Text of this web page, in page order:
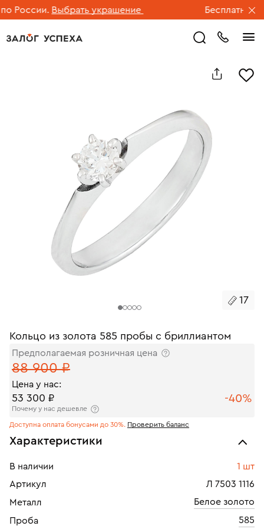
России. Выбрать украшение Бесплатная
17
Кольцо из золота 585 пробы с бриллиантом
Предполагаемая розничная цена
88 900 ₽
Цена у нас:
53 300 ₽ -40%
Почему у нас дешевле
Доступна оплата бонусами до 30%. Проверить баланс
Характеристики
В наличии
1 шт
Артикул
Л 7503 1116
Металл
Белое золото
Проба
585